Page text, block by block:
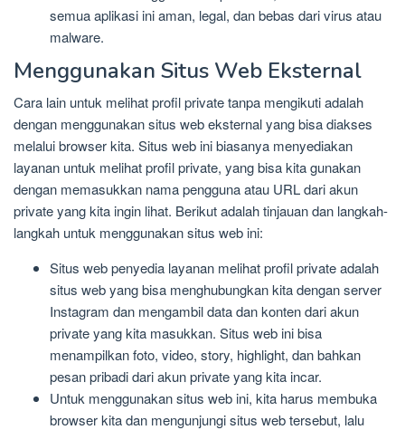
semua aplikasi ini aman, legal, dan bebas dari virus atau
malware.
Menggunakan Situs Web Eksternal
Cara lain untuk melihat profil private tanpa mengikuti adalah
dengan menggunakan situs web eksternal yang bisa diakses
melalui browser kita. Situs web ini biasanya menyediakan
layanan untuk melihat profil private, yang bisa kita gunakan
dengan memasukkan nama pengguna atau URL dari akun
private yang kita ingin lihat. Berikut adalah tinjauan dan langkah-
langkah untuk menggunakan situs web ini:
Situs web penyedia layanan melihat profil private adalah
situs web yang bisa menghubungkan kita dengan server
Instagram dan mengambil data dan konten dari akun
private yang kita masukkan. Situs web ini bisa
menampilkan foto, video, story, highlight, dan bahkan
pesan pribadi dari akun private yang kita incar.
Untuk menggunakan situs web ini, kita harus membuka
browser kita dan mengunjungi situs web tersebut, lalu